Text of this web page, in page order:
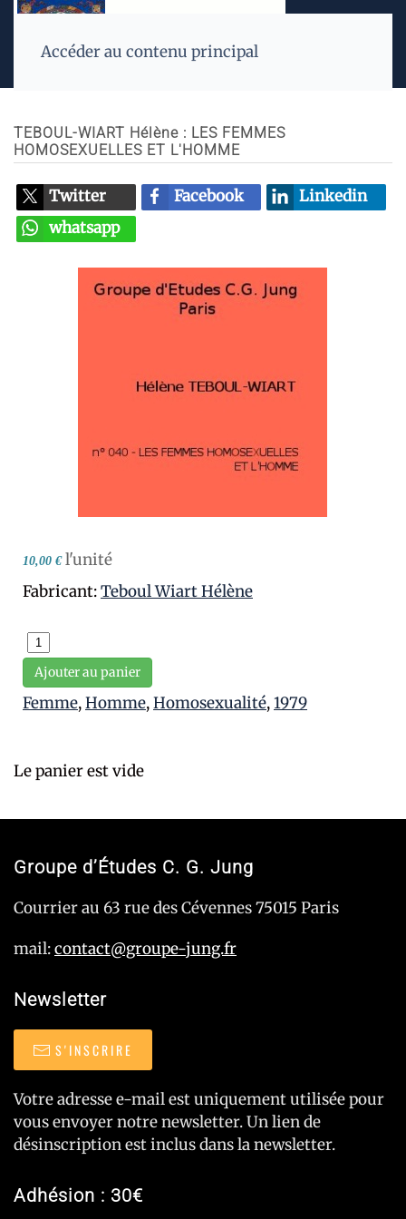
Accéder au contenu principal
TEBOUL-WIART Hélène : LES FEMMES
HOMOSEXUELLES ET L'HOMME
Twitter Facebook
Linkedin
whatsapp
10,00 € l'unité
Fabricant:Teboul Wiart Hélène
Ajouter au panier
Femme,Homme,Homosexualité,1979
Le panier est vide
Groupe d’Études C. G. Jung
Courrier au 63 rue des Cévennes 75015 Paris
mail:contact@groupe-jung.fr
Newsletter
S'INSCRIRE
Votre adresse e-mail est uniquement utilisée pour
vous envoyer notre newsletter. Un lien de
désinscription est inclus dans la newsletter.
Adhésion : 30€